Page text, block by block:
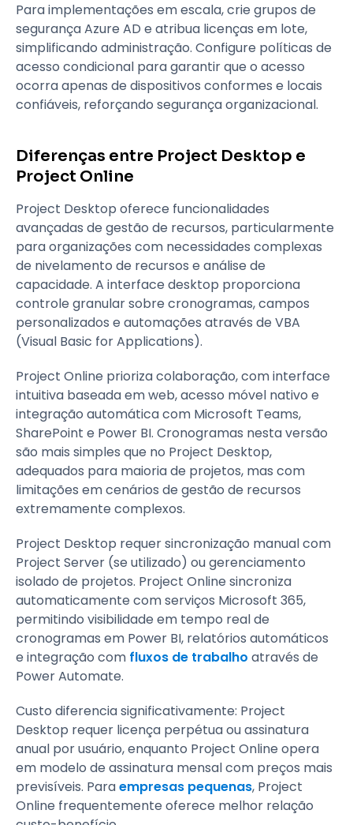
Para implementações em escala, crie grupos de
segurança Azure AD e atribua licenças em lote,
simplificando administração. Configure políticas de
acesso condicional para garantir que o acesso
ocorra apenas de dispositivos conformes e locais
confiáveis, reforçando segurança organizacional.
Diferenças entre Project Desktop e
Project Online
Project Desktop oferece funcionalidades
avançadas de gestão de recursos, particularmente
para organizações com necessidades complexas
de nivelamento de recursos e análise de
capacidade. A interface desktop proporciona
controle granular sobre cronogramas, campos
personalizados e automações através de VBA
(Visual Basic for Applications).
Project Online prioriza colaboração, com interface
intuitiva baseada em web, acesso móvel nativo e
integração automática com Microsoft Teams,
SharePoint e Power BI. Cronogramas nesta versão
são mais simples que no Project Desktop,
adequados para maioria de projetos, mas com
limitações em cenários de gestão de recursos
extremamente complexos.
Project Desktop requer sincronização manual com
Project Server (se utilizado) ou gerenciamento
isolado de projetos. Project Online sincroniza
automaticamente com serviços Microsoft 365,
permitindo visibilidade em tempo real de
cronogramas em Power BI, relatórios automáticos
e integração com fluxos de trabalho através de
Power Automate.
Custo diferencia significativamente: Project
Desktop requer licença perpétua ou assinatura
anual por usuário, enquanto Project Online opera
em modelo de assinatura mensal com preços mais
previsíveis. Paraempresas pequenas, Project
Online frequentemente oferece melhor relação